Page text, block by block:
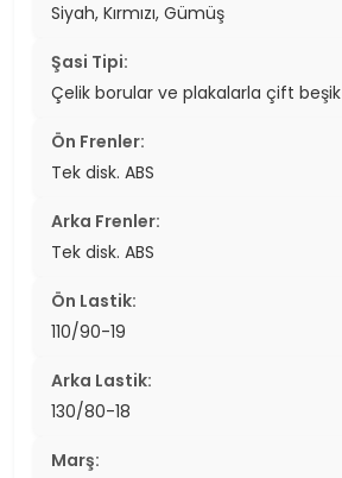
Siyah, Kırmızı, Gümüş
Şasi Tipi:
Çelik borular ve plakalarla çift beşik
Ön Frenler:
Tek disk. ABS
Arka Frenler:
Tek disk. ABS
Ön Lastik:
110/90-19
Arka Lastik:
130/80-18
Marş: